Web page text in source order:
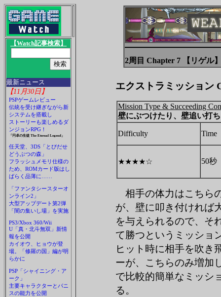
【Watch記事検索】
最新ニュース
【11月30日】
PSPゲームレビュー
伝統を受け継ぎながら新
システムを搭載し
ストーリーも楽しめるダ
ンジョンRPG！
「円卓の生徒 The Eternal Legend」
任天堂、3DS「とびだせ
どうぶつの森」
フラッシュメモリ仕様の
ため、ROMカード版はし
ばらく品薄に……
「ファンタシースターオ
ンライン2」
大型アップデート第2弾
「闇の集いし場」を実施
PS3/Xbox 360/Wii
U「真・北斗無双」新情
報を公開
カイオウ、ヒョウが登
場。「修羅の国」編が明
らかに
PSP「シャイニング・ア
ーク」
主要キャラクターとパニ
スの能力を公開
2周目 Chapter 7 【リゲル
エクストラミッション
Mission Type & Succeeding
壁にぶつけたり、壁追い打
Difficulty Time
★★★★☆ 50秒
相手の体力はこちら
が、壁に叩き付ければ
を与えられるので、そ
て勝つというミッショ
ヒット時に相手を吹き
ーが、こちらのみ増加
で比較的簡単なミッシ
る。